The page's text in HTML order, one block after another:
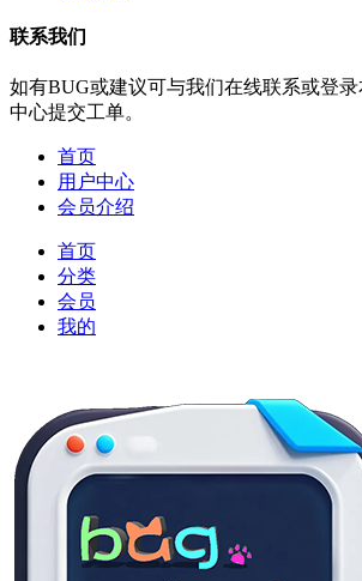
联系我们
如有BUG或建议可与我们在线联系或登录
中心提交工单。
首页
用户中心
会员介绍
首页
分类
会员
我的